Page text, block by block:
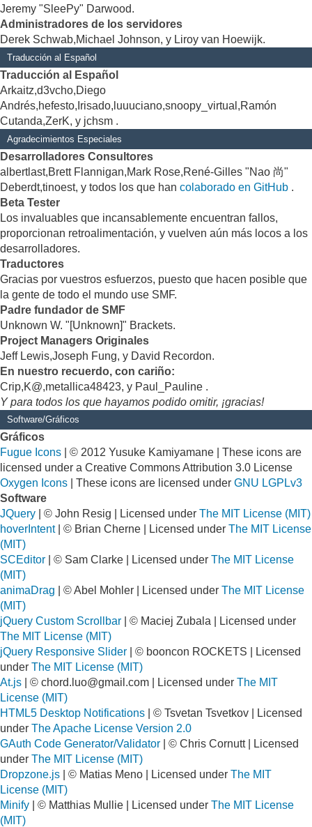
Jeremy "SleePy" Darwood.
Administradores de los servidores
Derek Schwab,Michael Johnson, y Liroy van Hoewijk.
Traducción al Español
Traducción al Español
Arkaitz,d3vcho,Diego
Andrés,hefesto,Irisado,luuuciano,snoopy_virtual,Ramón
Cutanda,ZerK, y jchsm .
Agradecimientos Especiales
Desarrolladores Consultores
albertlast,Brett Flannigan,Mark Rose,René-Gilles "Nao 尚"
Deberdt,tinoest, y todos los que han colaborado en GitHub .
Beta Tester
Los invaluables que incansablemente encuentran fallos,
proporcionan retroalimentación, y vuelven aún más locos a los
desarrolladores.
Traductores
Gracias por vuestros esfuerzos, puesto que hacen posible que
la gente de todo el mundo use SMF.
Padre fundador de SMF
Unknown W. "[Unknown]" Brackets.
Project Managers Originales
Jeff Lewis,Joseph Fung, y David Recordon.
En nuestro recuerdo, con cariño:
Crip,K@,metallica48423, y Paul_Pauline .
Y para todos los que hayamos podido omitir, ¡gracias!
Software/Gráficos
Gráficos
Fugue Icons | © 2012 Yusuke Kamiyamane | These icons are
licensed under a Creative Commons Attribution 3.0 License
Oxygen Icons | These icons are licensed under GNU LGPLv3
Software
JQuery | © John Resig | Licensed under The MIT License (MIT)
hoverIntent| © Brian Cherne | Licensed under The MIT License
(MIT)
SCEditor | © Sam Clarke | Licensed under The MIT License
(MIT)
animaDrag | © Abel Mohler | Licensed under The MIT License
(MIT)
jQuery Custom Scrollbar | © Maciej Zubala | Licensed under
The MIT License (MIT)
jQuery Responsive Slider | © booncon ROCKETS | Licensed
under The MIT License (MIT)
At.js | © chord.luo@gmail.com | Licensed under The MIT
License (MIT)
HTML5 Desktop Notifications | © Tsvetan Tsvetkov | Licensed
under The Apache License Version 2.0
GAuth Code Generator/Validator | © Chris Cornutt | Licensed
under The MIT License (MIT)
Dropzone.js | © Matias Meno | Licensed under The MIT
License (MIT)
Minify | © Matthias Mullie | Licensed under The MIT License
(MIT)